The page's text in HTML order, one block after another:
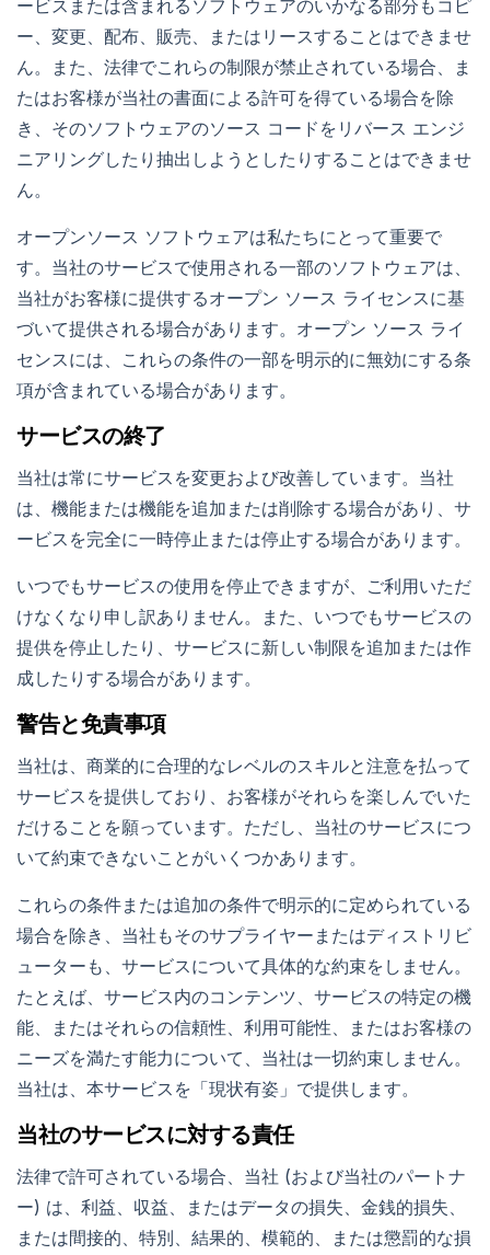
ービスまたは含まれるソフトウェアのいかなる部分もコピ
ー、変更、配布、販売、またはリースすることはできませ
ん。また、法律でこれらの制限が禁止されている場合、ま
たはお客様が当社の書面による許可を得ている場合を除
き、そのソフトウェアのソース コードをリバース エンジ
ニアリングしたり抽出しようとしたりすることはできませ
ん。
オープンソース ソフトウェアは私たちにとって重要で
す。当社のサービスで使用される一部のソフトウェアは、
当社がお客様に提供するオープン ソース ライセンスに基
づいて提供される場合があります。オープン ソース ライ
センスには、これらの条件の一部を明示的に無効にする条
項が含まれている場合があります。
サービスの終了
当社は常にサービスを変更および改善しています。当社
は、機能または機能を追加または削除する場合があり、サ
ービスを完全に一時停止または停止する場合があります。
いつでもサービスの使用を停止できますが、ご利用いただ
けなくなり申し訳ありません。また、いつでもサービスの
提供を停止したり、サービスに新しい制限を追加または作
成したりする場合があります。
警告と免責事項
当社は、商業的に合理的なレベルのスキルと注意を払って
サービスを提供しており、お客様がそれらを楽しんでいた
だけることを願っています。ただし、当社のサービスにつ
いて約束できないことがいくつかあります。
これらの条件または追加の条件で明示的に定められている
場合を除き、当社もそのサプライヤーまたはディストリビ
ューターも、サービスについて具体的な約束をしません。
たとえば、サービス内のコンテンツ、サービスの特定の機
能、またはそれらの信頼性、利用可能性、またはお客様の
ニーズを満たす能力について、当社は一切約束しません。
当社は、本サービスを「現状有姿」で提供します。
当社のサービスに対する責任
法律で許可されている場合、当社 (および当社のパートナ
ー) は、利益、収益、またはデータの損失、金銭的損失、
または間接的、特別、結果的、模範的、または懲罰的な損